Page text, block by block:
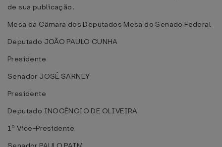
de sua publicação.
Mesa da Câmara dos Deputados Mesa do Senado Federal
Deputado JOÃO PAULO CUNHA
Presidente
Senador JOSÉ SARNEY
Presidente
Deputado INOCÊNCIO DE OLIVEIRA
1º Vice-Presidente